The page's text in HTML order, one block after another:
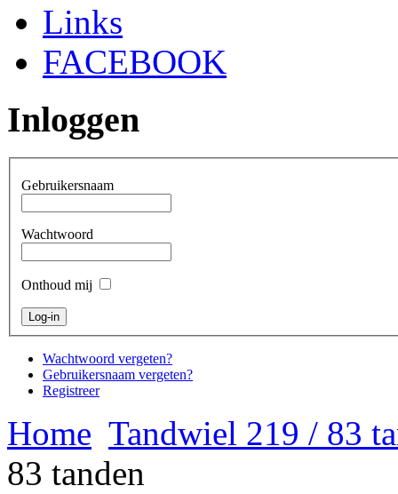
Links
FACEBOOK
Inloggen
Gebruikersnaam
Wachtwoord
Onthoud mij
Wachtwoord vergeten?
Gebruikersnaam vergeten?
Registreer
Home Tandwiel 219 / 83
83 tanden